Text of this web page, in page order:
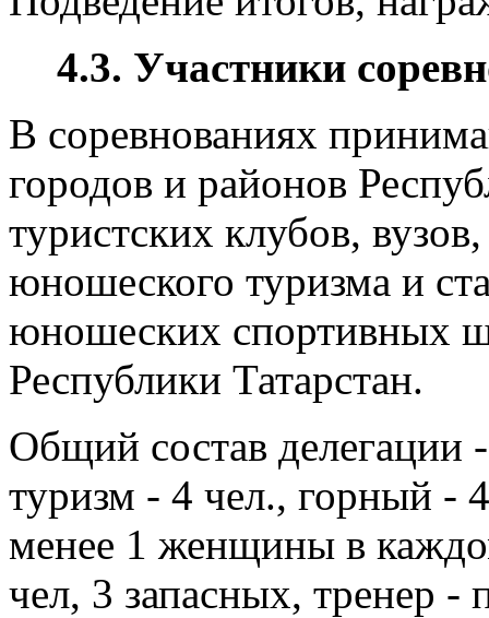
4.3. Участники
В соревнованиях
городов и районов
туристских клубов,
юношеского туризма и
юношеских спортивных
Республики Татарстан.
Общий состав делегации
туризм - 4 чел., горный -
менее 1 женщины в
чел, 3 запасных, тренер -